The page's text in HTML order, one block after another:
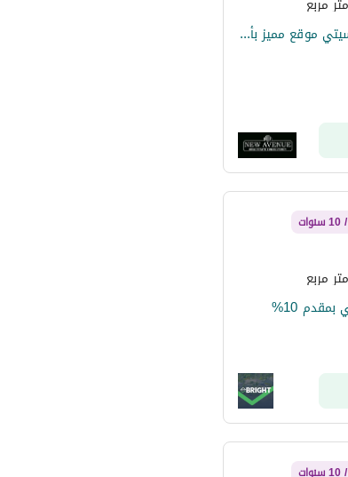
بينتهاوس للبيع في فالدا فيلدج مستقبل سيتي موقع مميز بأقساط